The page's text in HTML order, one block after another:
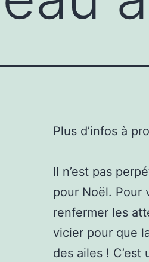
Plus d’infos à
Il n’est pas
pour Noël. Pour
renfermer les
vicier pour que
des ailes !